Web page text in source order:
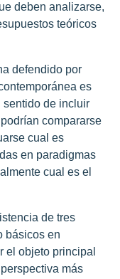
deben analizarse,
teóricos
defendido por
es
sentido de incluir
compararse
cual es
en paradigmas
cual es el
de tres
básicos en
el objeto principal
más